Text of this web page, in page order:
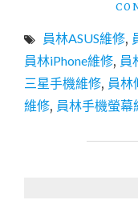
員林ASUS維修,
員林iPhone維修, 員
三星手機維修, 員林
維修, 員林手機螢幕